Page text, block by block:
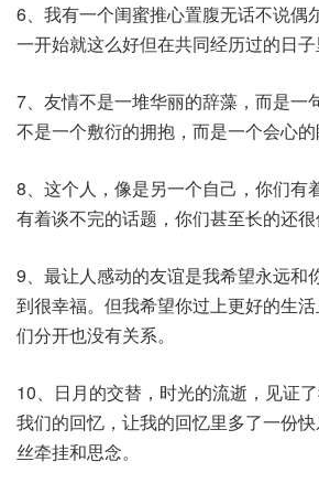
6、我有一个闺蜜推心置腹无话不说偶
一开始就这么好但在共同经历过的日子
7、友情不是一堆华丽的辞藻，而是一
不是一个敷衍的拥抱，而是一个会心的
8、这个人，像是另一个自己，你们有
有着谈不完的话题，你们甚至长的还很
9、最让人感动的友谊是我希望永远和
到很幸福。但我希望你过上更好的生
们分开也没有关系。
10、日月的交替，时光的流逝，见证
我们的回忆，让我的回忆里多了一份
丝牵挂和思念。